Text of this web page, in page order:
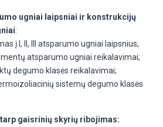
ugniai laipsniai ir konstrukcijų
:
į I, II, III atsparumo ugniai laipsnius;
atsparumo ugniai reikalavimai;
degumo klasės reikalavimai;
sistemų degumo klasės
gaisrinių skyrių ribojimas: